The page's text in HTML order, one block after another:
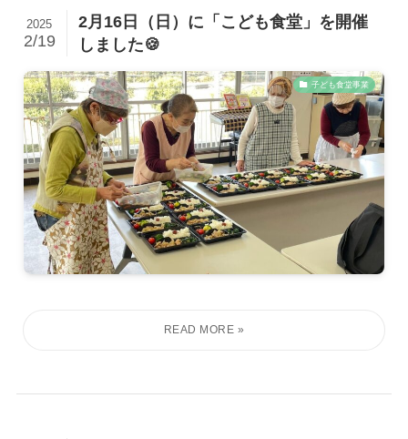
2月16日（日）に「こども食堂」を開催
しました🍪
2025
2/19
子ども食堂事業